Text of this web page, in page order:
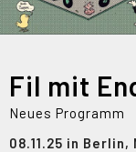
Fil mit
Neues Programm
08.11.25 in